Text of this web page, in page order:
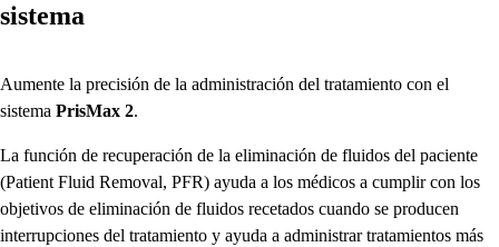
sistema
Aumente la precisión de la administración del tratamiento con el
sistema PrisMax 2.
La función de recuperación de la eliminación de fluidos del paciente
(Patient Fluid Removal, PFR) ayuda a los médicos a cumplir con los
objetivos de eliminación de fluidos recetados cuando se producen
interrupciones del tratamiento y ayuda a administrar tratamientos más